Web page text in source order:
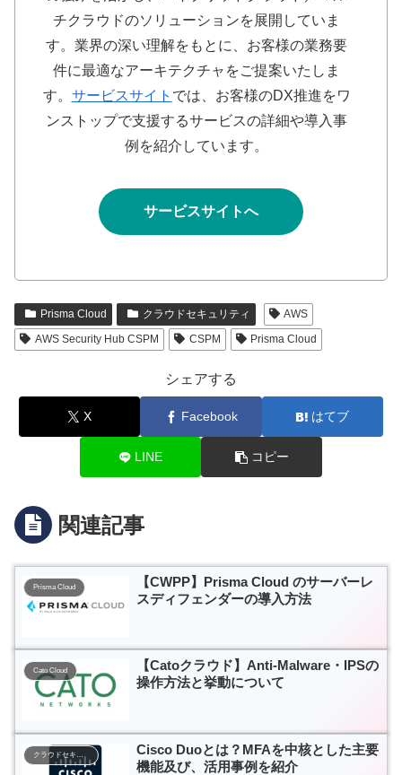
チクラウドのソリューションを展開していま
す。業界の深い理解をもとに、お客様の業務要
件に最適なアーキテクチャをご提案いたしま
す。 サービスサイト では、お客様のDX推進をワ
ンストップで支援するサービスの詳細や導入事
例を紹介しています。
サービスサイトへ
Prisma Cloud クラウドセキュリティ
AWS
AWS Security Hub CSPM
CSPM Prisma Cloud
シェアする
X Facebook はてブ
LINE コピー
関連記事
Prisma Cloud
【CWPP】Prisma Cloud のサーバーレ
スディフェンダーの導入方法
Cato Cloud
【Catoクラウド】Anti-Malware・IPSの
操作方法と挙動について
Cisco Duoとは？MFAを中核とした主要
機能及び、活用事例を紹介